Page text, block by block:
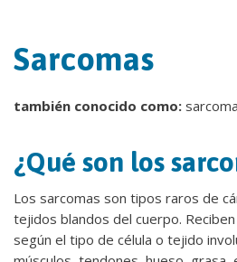
Sarcomas
también conocido como:
¿Qué son los
Los sarcomas son tipos raros de
tejidos blandos del cuerpo.
según el tipo de célula o tejido